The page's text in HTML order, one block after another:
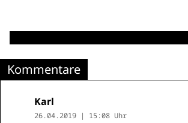
Kommentare
Karl
26.04.2019 | 15:08 Uhr